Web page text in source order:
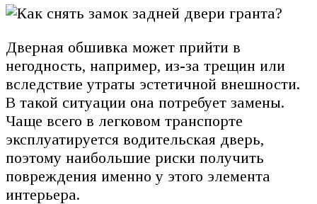
Дверная обшивка может прийти в
негодность, например, из-за трещин или
вследствие утраты эстетичной внешности.
В такой ситуации она потребует замены.
Чаще всего в легковом транспорте
эксплуатируется водительская дверь,
поэтому наибольшие риски получить
повреждения именно у этого элемента
интерьера.